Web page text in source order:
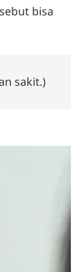
bisa
sakit.)